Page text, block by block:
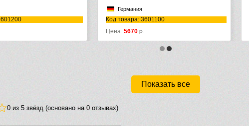
Германия
Код товара: 3601100
Цена: 5670 р.
Показать все
0 из 5 звёзд (основано на 0 отзывах)